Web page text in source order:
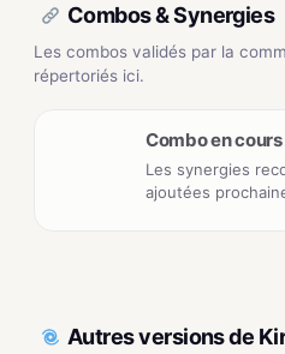
Combos & Synergies
Les combos validés par la
répertoriés ici.
Combo en
Les synergies
ajoutées
Autres versions de